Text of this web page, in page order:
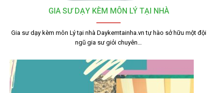
GIA SƯ DẠY KÈM MÔN LÝ TẠI NHÀ
Gia sư dạy kèm môn Lý tại nhà Daykemtainha.vn tự hào sở hữu một đội
ngũ gia sư giỏi chuyên…